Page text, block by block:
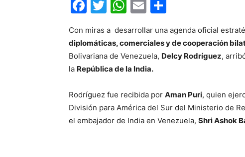
Facebook
Twitter
WhatsApp
Email
Con miras a desarrollar una agenda oficial
diplomáticas, comerciales y de cooperación
Bolivariana de Venezuela, Delcy Rodríguez,
la República de la India.
Rodríguez fue recibida por Aman Puri, quien
División para América del Sur del Ministerio de
el embajador de India en Venezuela, Shri Ashok